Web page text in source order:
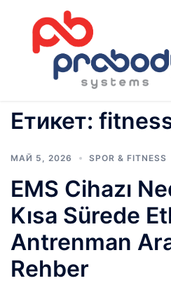
Етикет:
МАЙ 5, 2026 SPOR & FITNESS
EMS Cihazı
Kısa Sürede
Antrenman
Rehber